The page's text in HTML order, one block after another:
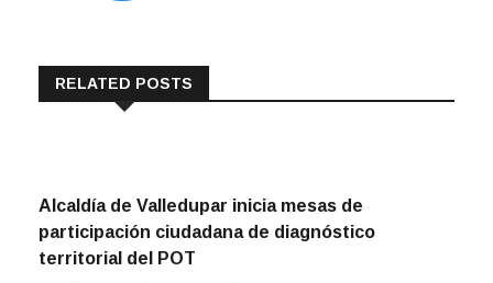
RELATED POSTS
Alcaldía de Valledupar inicia mesas de
participación ciudadana de diagnóstico
territorial del POT